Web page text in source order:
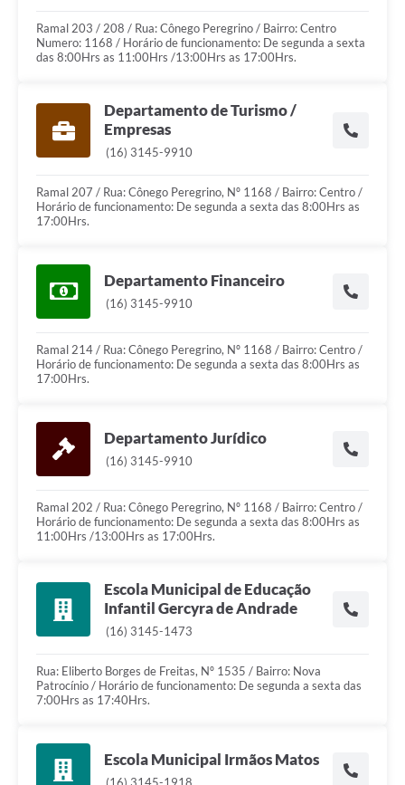
Ramal 203 / 208 / Rua: Cônego Peregrino / Bairro: Centro
Numero: 1168 / Horário de funcionamento: De segunda a sexta
das 8:00Hrs as 11:00Hrs /13:00Hrs as 17:00Hrs.
Departamento de Turismo /
Empresas
(16) 3145-9910
Ramal 207 / Rua: Cônego Peregrino, Nº 1168 / Bairro: Centro /
Horário de funcionamento: De segunda a sexta das 8:00Hrs as
17:00Hrs.
Departamento Financeiro
(16) 3145-9910
Ramal 214 / Rua: Cônego Peregrino, Nº 1168 / Bairro: Centro /
Horário de funcionamento: De segunda a sexta das 8:00Hrs as
17:00Hrs.
Departamento Jurídico
(16) 3145-9910
Ramal 202 / Rua: Cônego Peregrino, Nº 1168 / Bairro: Centro /
Horário de funcionamento: De segunda a sexta das 8:00Hrs as
11:00Hrs /13:00Hrs as 17:00Hrs.
Escola Municipal de Educação
Infantil Gercyra de Andrade
(16) 3145-1473
Rua: Eliberto Borges de Freitas, Nº 1535 / Bairro: Nova
Patrocínio / Horário de funcionamento: De segunda a sexta das
7:00Hrs as 17:40Hrs.
Escola Municipal Irmãos Matos
(16) 3145-1918